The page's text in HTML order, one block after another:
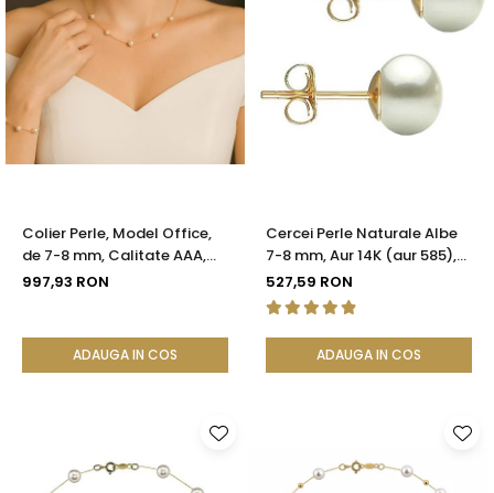
Colier Perle, Model Office,
de 7-8 mm, Calitate AAA,
Aur 14K | KASKADDA®
997,93 RON
ADAUGA IN COS
Cercei Perle Naturale Albe
7-8 mm, Aur 14K (aur 585),
Calitatea AAA | KASKADDA®
527,59 RON
ADAUGA IN COS